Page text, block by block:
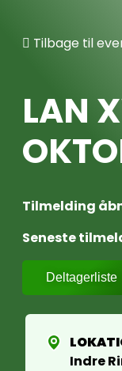
Tilbage til
LAN
Tilmelding
Seneste
Deltagerliste
Indre